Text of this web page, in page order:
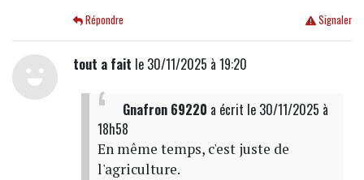
Signaler
Répondre
tout a fait le 30/11/2025 à 19:20
Gnafron 69220 a écrit le 30/11/2025 à
18h58
En même temps, c'est juste de
l'agriculture.